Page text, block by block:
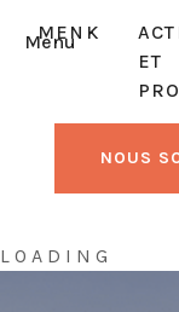
Menu
MENK
ET
NOUS
L O A D I N G